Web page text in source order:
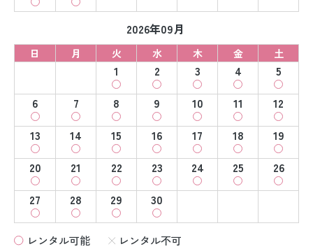
2026年09月
日 月 火 水 木 金 土
1 2 3 4
5
6
7 8 9 10 11
12
13
14 15 16 17 18
19
20
21 22 23 24 25
26
27
28 29 30
レンタル可能 レンタル不可